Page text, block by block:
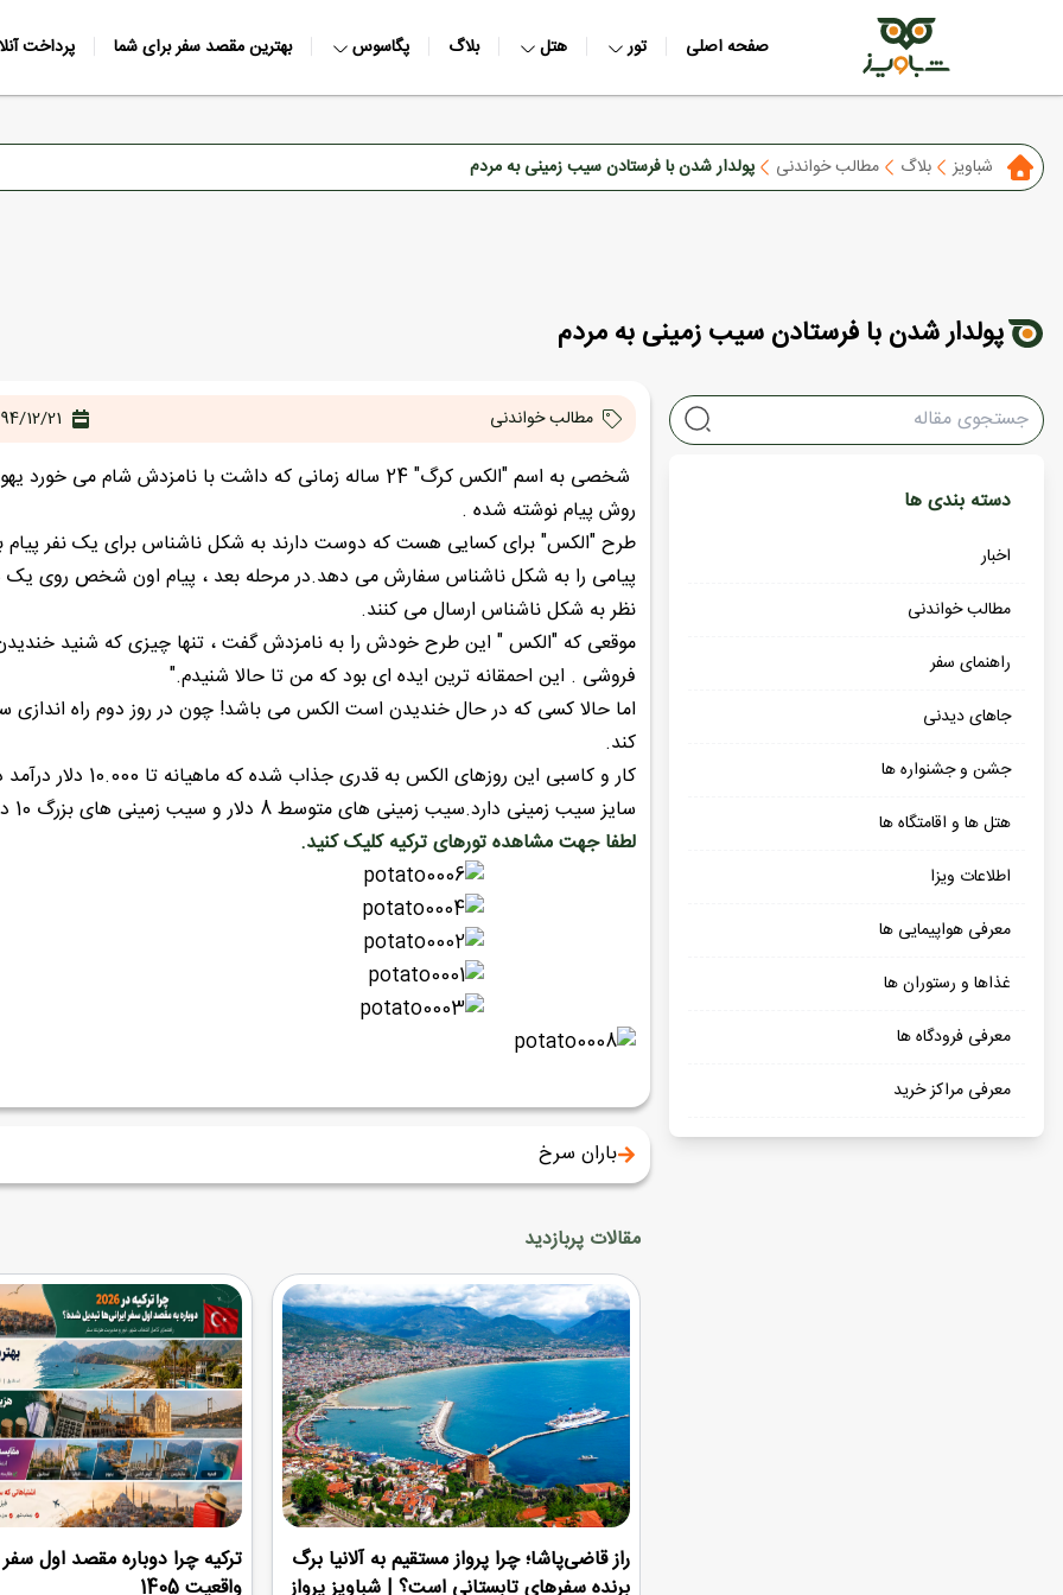
صفحه اصلی تور هتل بلاگ پگاسوس بهترین مقصد سفر برای شما پرداخت
شباویز بلاگ مطالب خواندنی پولدار شدن با فرستادن سیب زمینی به مردم
پولدار شدن با فرستادن سیب زمینی به مردم
دسته بندی ها
اخبار
مطالب خواندنی
راهنمای سفر
جاهای دیدنی
جشن و جشنواره ها
هتل ها و اقامتگاه ها
اطلاعات ویزا
معرفی هواپیمایی ها
غذاها و رستوران ها
معرفی فرودگاه ها
معرفی مراکز خرید
مطالب خواندنی 12/21
شخصی به اسم "الکس کرگ" 24 ساله زمانی که داشت با
روش پیام نوشته شده .
طرح "الکس" برای کسایی هست که دوست دارند به شکل ناشناس برای یک نفر
پیامی را به شکل ناشناس سفارش می دهد.در مرحله بعد ، پیام اون شخص روی یک
نظر به شکل ناشناس ارسال می کنند.
موقعی که "الکس " این طرح خودش را به نامزدش گفت ، تنها چیزی که شنید
فروشی . این احمقانه ترین ایده ای بود که من تا حالا شنیدم."
کند.
سایز سیب زمینی دارد.سیب زمینی های متوسط 8 دلار و سیب زمینی های بزرگ 10 دلار قیمت دارند.
لطفا جهت مشاهده تورهای ترکیه کلیک کنید.
باران سرخ
مقالات پربازدید
راز قاضی‌پاشا؛ چرا پرواز مستقیم به آلانیا برگ
برنده سفرهای تابستانی است؟ | شباویز پرواز
ترکیه چرا دوباره مقصد اول
واقعیت 1405